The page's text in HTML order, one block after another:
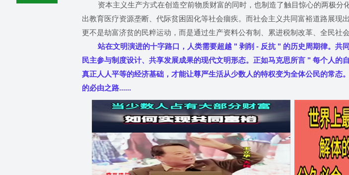
资本主义生产方式在创造空前物质财富的同时，也制造了触目惊心的两极分
出教育医疗资源垄断、代际贫困固化等社会痼疾。而社会主义共同富裕道路展现
更不是劫富济贫的民粹运动，而是通过生产资料公有制、累进税制改革、全民社
站在文明演进的十字路口，人类需要超越 " 剥削 - 反抗 " 的历史周期律。共
民主参与制度设计、共享发展成果的现代文明形态。正如马克思所言 " 每个人的
真正人人平等的经济基础，才能让尊严生活从少数人的特权变为全体公民的常态
的必由之路......